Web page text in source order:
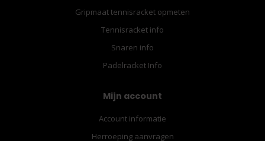
Gripmaat tennisracket opmeten
Tennisracket info
Snaren info
Padelracket Info
Mijn account
Account informatie
Herroeping aanvragen